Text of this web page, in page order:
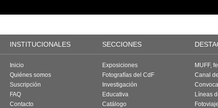
INSTITUCIONALES SECCIONES
Inicio
Quiénes somos
Suscripción
FAQ
Contacto
Exposiciones
Fotografías del CdF
Investigación
Educativa
Catálogo
MUFF,
Canal
Líneas